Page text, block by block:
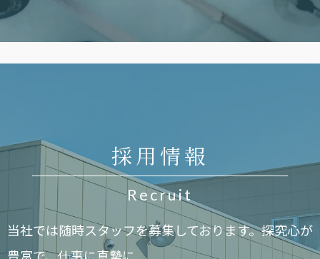
採用情報
Recruit
当社では随時スタッフを募集しております。探究心が